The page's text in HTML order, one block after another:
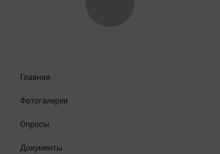
Главная
Фотогалереи
Опросы
Документы